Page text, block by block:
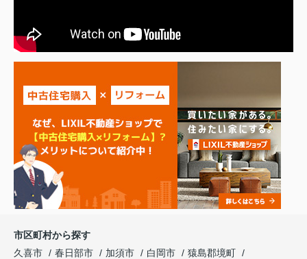
市区町村から探す
久喜市
春日部市 加須市 白岡市
猿島郡境町